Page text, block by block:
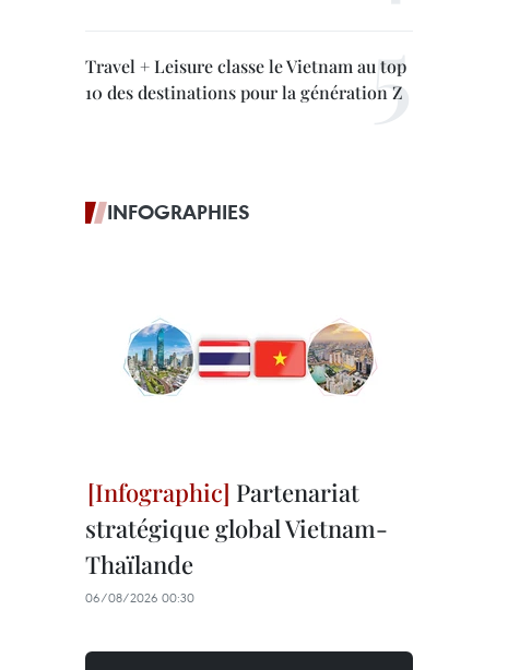
Travel + Leisure classe le Vietnam au top
10 des destinations pour la génération Z
INFOGRAPHIES
Partenariat
stratégique global Vietnam-
Thaïlande
06/08/2026 00:30